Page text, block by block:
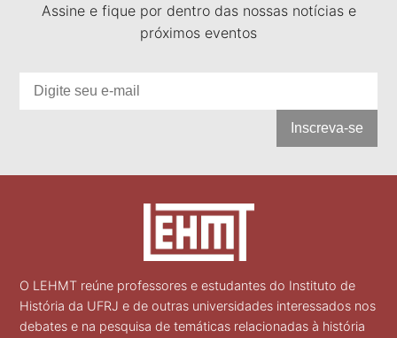
Assine e fique por dentro das nossas notícias e
próximos eventos
Inscreva-se
O LEHMT reúne professores e estudantes do Instituto de
História da UFRJ e de outras universidades interessados nos
debates e na pesquisa de temáticas relacionadas à história